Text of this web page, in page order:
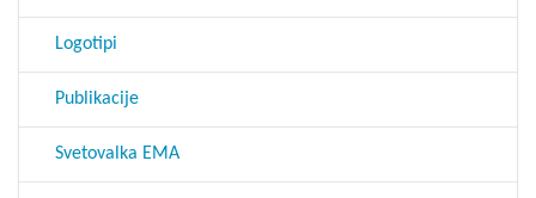
Logotipi
Publikacije
Svetovalka EMA